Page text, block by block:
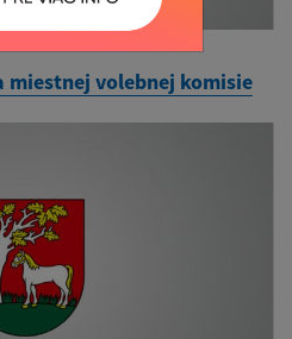
miestnej volebnej komisie